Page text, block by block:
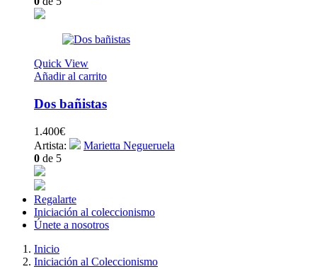
Quick View
Añadir al carrito
Dos bañistas
1.400€
Artista:
Marietta Negueruela
0 de 5
Regalarte
Iniciación al coleccionismo
Únete a nosotros
Inicio
Iniciación al Coleccionismo